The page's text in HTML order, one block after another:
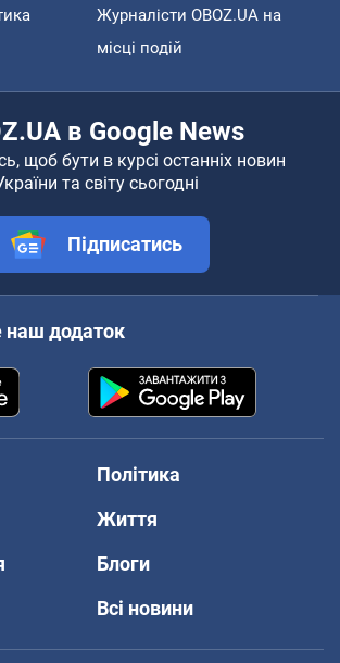
Журналісти OBOZ.UA на
місці подій
в Google News
щоб бути в курсі останніх новин
та світу сьогодні
Підписатись
наш додаток
Політика
Життя
Блоги
Всі новини